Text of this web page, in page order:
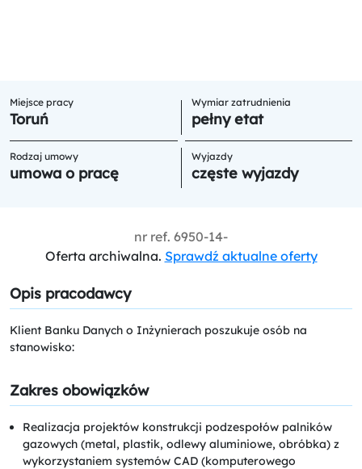
Miejsce pracy
Toruń
Wymiar zatrudnienia
pełny etat
Rodzaj umowy
umowa o pracę
Wyjazdy
częste wyjazdy
nr ref. 6950-14-
Oferta archiwalna. Sprawdź aktualne oferty
Opis pracodawcy
Klient Banku Danych o Inżynierach poszukuje osób na
stanowisko:
Zakres obowiązków
Realizacja projektów konstrukcji podzespołów palników
gazowych (metal, plastik, odlewy aluminiowe, obróbka) z
wykorzystaniem systemów CAD (komputerowego